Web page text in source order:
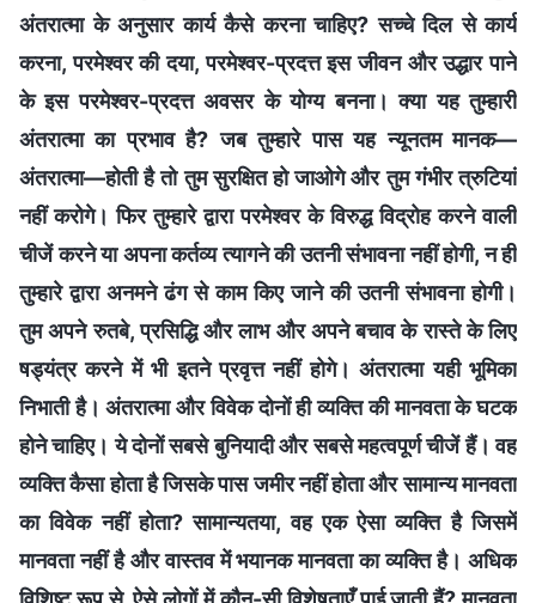
अंतरात्मा के अनुसार कार्य कैसे करना चाहिए? सच्चे दिल से कार्य
करना, परमेश्वर की दया, परमेश्वर-प्रदत्त इस जीवन और उद्धार पाने
के इस परमेश्वर-प्रदत्त अवसर के योग्य बनना। क्या यह तुम्हारी
अंतरात्मा का प्रभाव है? जब तुम्हारे पास यह न्यूनतम मानक—
अंतरात्मा—होती है तो तुम सुरक्षित हो जाओगे और तुम गंभीर त्रुटियां
नहीं करोगे। फिर तुम्हारे द्वारा परमेश्वर के विरुद्ध विद्रोह करने वाली
चीजें करने या अपना कर्तव्य त्यागने की उतनी संभावना नहीं होगी, न ही
तुम्हारे द्वारा अनमने ढंग से काम किए जाने की उतनी संभावना होगी।
तुम अपने रुतबे, प्रसिद्धि और लाभ और अपने बचाव के रास्ते के लिए
षड्यंत्र करने में भी इतने प्रवृत्त नहीं होगे। अंतरात्मा यही भूमिका
निभाती है। अंतरात्मा और विवेक दोनों ही व्यक्ति की मानवता के घटक
होने चाहिए। ये दोनों सबसे बुनियादी और सबसे महत्वपूर्ण चीजें हैं। वह
व्यक्ति कैसा होता है जिसके पास जमीर नहीं होता और सामान्य मानवता
का विवेक नहीं होता? सामान्यतया, वह एक ऐसा व्यक्ति है जिसमें
मानवता नहीं है और वास्तव में भयानक मानवता का व्यक्ति है। अधिक